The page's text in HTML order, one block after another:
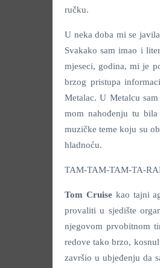
ručku.
U neka doba mi se
Svakako sam imao i
mjeseci, godina, mi je
brzog pristupa
Metalac. U Metalcu
mom nahođenju tu
muzičke teme koju su
hladnoću.
TAM-TAM-TAM-TA-
Tom Cruisekao tajni
provaliti u sjedište
njegovom prvobitnom
redove tako brzo,
završio u ubjeđenju da